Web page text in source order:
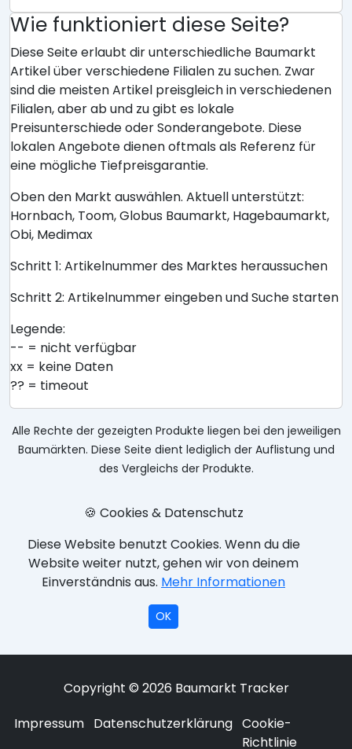
Wie funktioniert diese Seite?
Diese Seite erlaubt dir unterschiedliche Baumarkt
Artikel über verschiedene Filialen zu suchen. Zwar
sind die meisten Artikel preisgleich in verschiedenen
Filialen, aber ab und zu gibt es lokale
Preisunterschiede oder Sonderangebote. Diese
lokalen Angebote dienen oftmals als Referenz für
eine mögliche Tiefpreisgarantie.
Oben den Markt auswählen. Aktuell unterstützt:
Hornbach, Toom, Globus Baumarkt, Hagebaumarkt,
Obi, Medimax
Schritt 1: Artikelnummer des Marktes heraussuchen
Schritt 2: Artikelnummer eingeben und Suche starten
Legende:
-- = nicht verfügbar
xx = keine Daten
?? = timeout
Alle Rechte der gezeigten Produkte liegen bei den jeweiligen
Baumärkten. Diese Seite dient lediglich der Auflistung und
des Vergleichs der Produkte.
🍪 Cookies & Datenschutz
Diese Website benutzt Cookies. Wenn du die
Website weiter nutzt, gehen wir von deinem
Einverständnis aus. Mehr Informationen
OK
Copyright © 2026 Baumarkt Tracker
Impressum Datenschutzerklärung Cookie-
Richtlinie